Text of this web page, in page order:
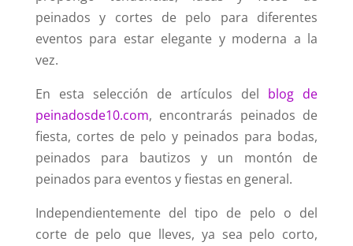
peinados y cortes de pelo para diferentes
eventos para estar elegante y moderna a la
vez.
En esta selección de artículos del blog de
peinadosde10.com, encontrarás peinados de
fiesta, cortes de pelo y peinados para bodas,
peinados para bautizos y un montón de
peinados para eventos y fiestas en general.
Independientemente del tipo de pelo o del
corte de pelo que lleves, ya sea pelo corto,